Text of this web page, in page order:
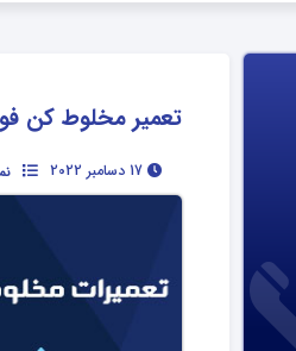
تعمیر مخلوط کن
17 دسامبر 2022